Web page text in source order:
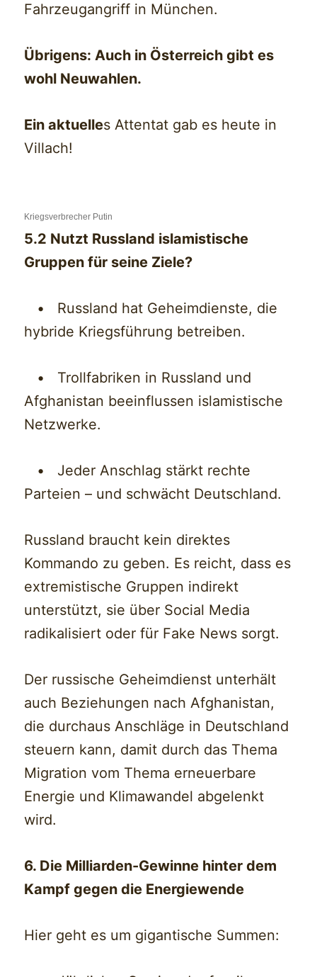
Fahrzeugangriff in München.
Übrigens: Auch in Österreich gibt es
wohl Neuwahlen.
Ein aktuelles Attentat gab es heute in
Villach!
Kriegsverbrecher Putin
5.2 Nutzt Russland islamistische
Gruppen für seine Ziele?
• Russland hat Geheimdienste, die
hybride Kriegsführung betreiben.
• Trollfabriken in Russland und
Afghanistan beeinflussen islamistische
Netzwerke.
• Jeder Anschlag stärkt rechte
Parteien – und schwächt Deutschland.
Russland braucht kein direktes
Kommando zu geben. Es reicht, dass es
extremistische Gruppen indirekt
unterstützt, sie über Social Media
radikalisiert oder für Fake News sorgt.
Der russische Geheimdienst unterhält
auch Beziehungen nach Afghanistan,
die durchaus Anschläge in Deutschland
steuern kann, damit durch das Thema
Migration vom Thema erneuerbare
Energie und Klimawandel abgelenkt
wird.
6. Die Milliarden-Gewinne hinter dem
Kampf gegen die Energiewende
Hier geht es um gigantische Summen: